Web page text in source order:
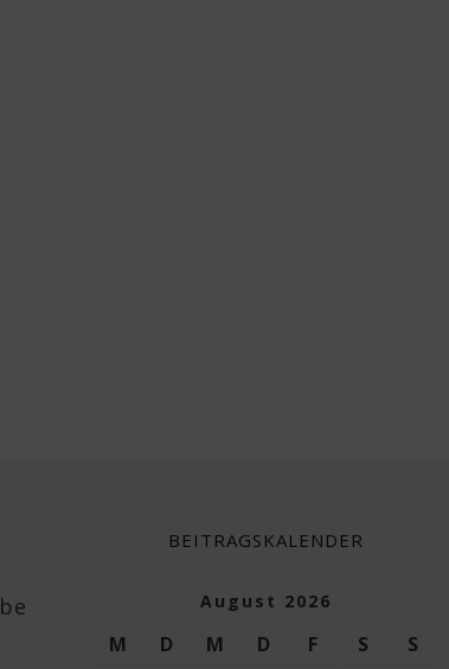
BEITRAGSKALENDER
August 2026
M D M D F S S